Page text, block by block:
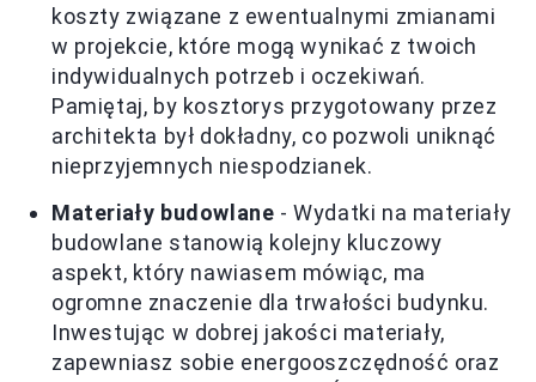
koszty związane z ewentualnymi zmianami
w projekcie, które mogą wynikać z twoich
indywidualnych potrzeb i oczekiwań.
Pamiętaj, by kosztorys przygotowany przez
architekta był dokładny, co pozwoli uniknąć
nieprzyjemnych niespodzianek.
Materiały budowlane - Wydatki na materiały
budowlane stanowią kolejny kluczowy
aspekt, który nawiasem mówiąc, ma
ogromne znaczenie dla trwałości budynku.
Inwestując w dobrej jakości materiały,
zapewniasz sobie energooszczędność oraz